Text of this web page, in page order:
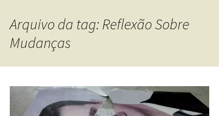
Arquivo da tag: Reflexão Sobre
Mudanças